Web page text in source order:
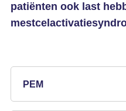
patiënten ook last
PEM